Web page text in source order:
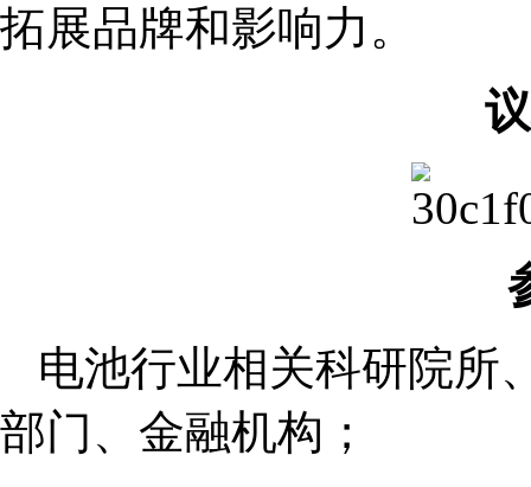
拓展品牌和影响力。
电池行业相关科研院所
部门、金融机构；